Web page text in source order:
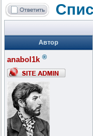
Автор
anabol1k ®